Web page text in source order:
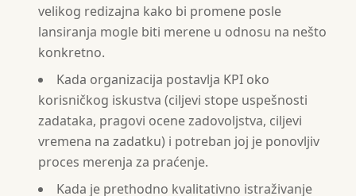
velikog redizajna kako bi promene posle
lansiranja mogle biti merene u odnosu na nešto
konkretno.
Kada organizacija postavlja KPI oko
korisničkog iskustva (ciljevi stope uspešnosti
zadataka, pragovi ocene zadovoljstva, ciljevi
vremena na zadatku) i potreban joj je ponovljiv
proces merenja za praćenje.
Kada je prethodno kvalitativno istraživanje